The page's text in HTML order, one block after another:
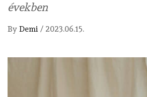
években
By Demi / 2023.06.15.